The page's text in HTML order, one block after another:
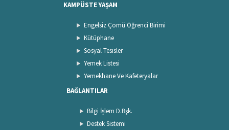
KAMPÜSTE YAŞAM
Engelsiz Çomü Öğrenci Birimi
Kütüphane
Sosyal Tesisler
Yemek Listesi
Yemekhane Ve Kafeteryalar
BAĞLANTILAR
Bilgi İşlem D.Bşk.
Destek Sistemi